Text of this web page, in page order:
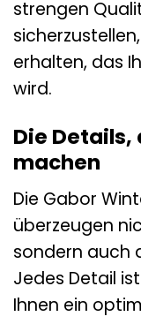
strengen
erhalten, das
wird.
Die
machen
Die Gabor
überzeugen
sondern auch
Jedes Detail
Ihnen ein